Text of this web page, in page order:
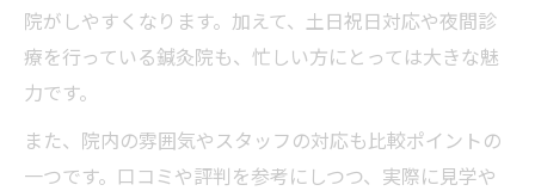
院がしやすくなります。加えて、土日祝日対応や夜間診
療を行っている鍼灸院も、忙しい方にとっては大きな魅
力です。
また、院内の雰囲気やスタッフの対応も比較ポイントの
一つです。口コミや評判を参考にしつつ、実際に見学や